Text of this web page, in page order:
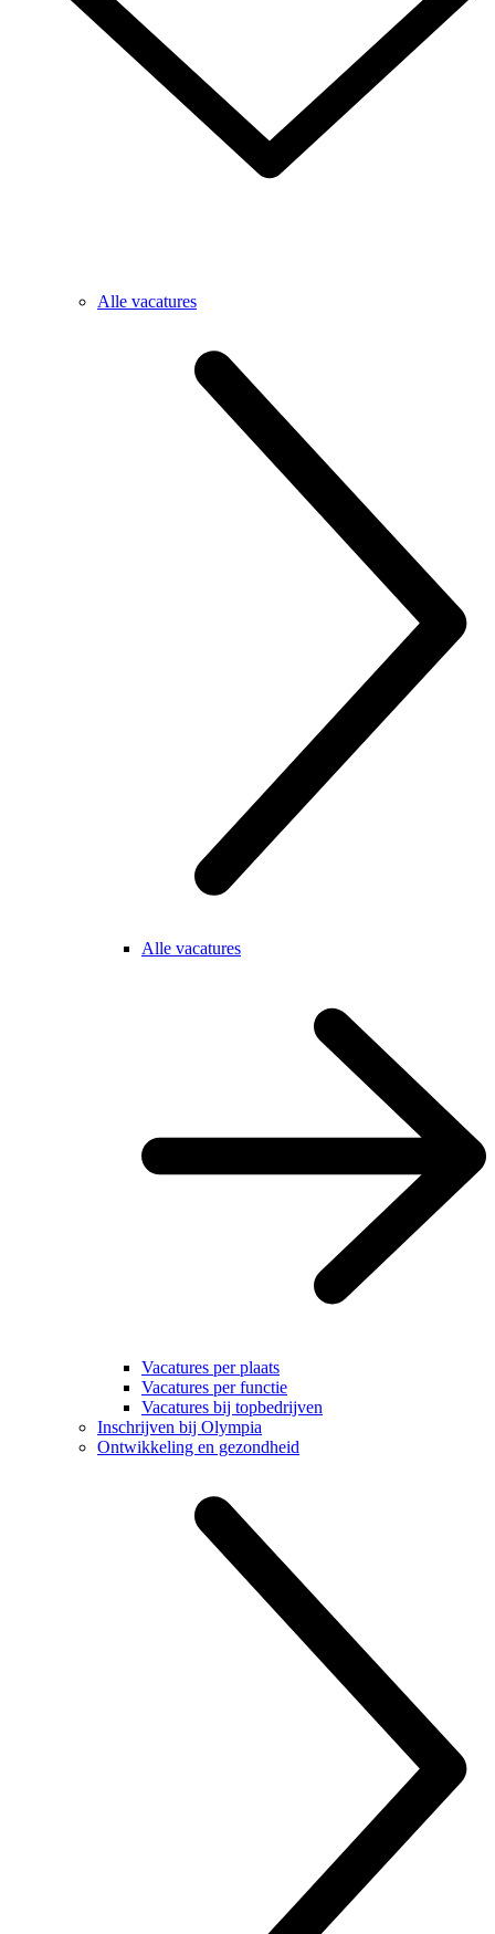
Alle vacatures
Alle vacatures
Vacatures per plaats
Vacatures per functie
Vacatures bij topbedrijven
Inschrijven bij Olympia
Ontwikkeling en gezondheid